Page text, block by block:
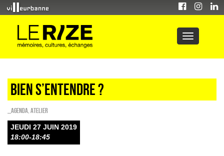
Bien s’entendre ?
_Agenda Atelier
JEUDI 27 JUIN 2019
18:00-18:45